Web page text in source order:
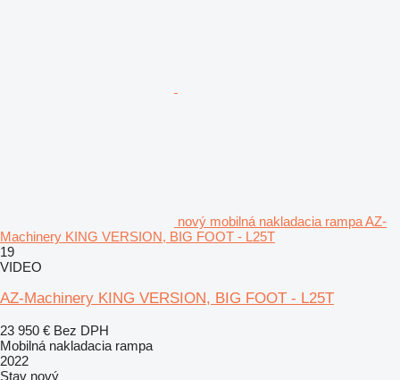
nový mobilná nakladacia rampa AZ-
Machinery KING VERSION, BIG FOOT - L25T
19
VIDEO
AZ-Machinery KING VERSION, BIG FOOT - L25T
23 950 € Bez DPH
Mobilná nakladacia rampa
2022
Stav nový